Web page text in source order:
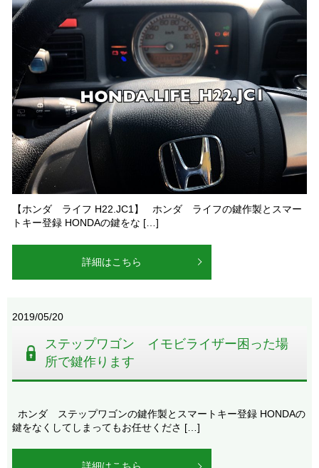
【ホンダ ライフ H22.JC1】 ホンダ ライフの鍵作製とスマー
トキー登録 HONDAの鍵をな […]
詳細はこちら
2019/05/20
ステップワゴン イモビライザー困った場
所で鍵作ります
ホンダ ステップワゴンの鍵作製とスマートキー登録 HONDAの
鍵をなくしてしまってもお任せくださ […]